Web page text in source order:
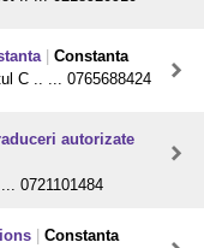
Constanta
C .. ... 0765688424
autorizate
0721101484
Constanta